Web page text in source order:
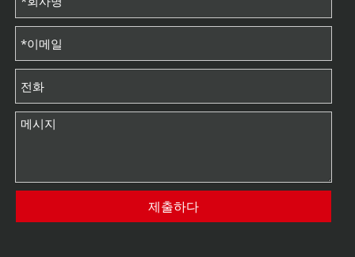
제출하다